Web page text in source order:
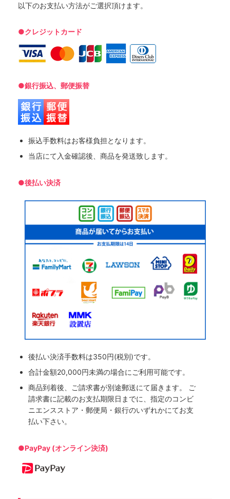
以下のお支払い方法がご選択頂けます。
●クレジットカード
●銀行振込、郵便振替
振込手数料はお客様負担となります。
当店にて入金確認後、商品を発送致します。
●後払い決済
後払い決済手数料は350円(税別)です。
合計金額20,000円未満の場合にご利用可能です。
商品到着後、ご請求書が別途郵送にて届きます。 ご
請求書に記載のお支払期限日までに、指定のコンビ
ニエンスストア・郵便局・銀行のいずれかにてお支
払い下さい。
●PayPay (オンライン決済)